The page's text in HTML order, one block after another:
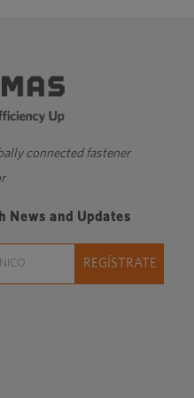
connected fastener
News and Updates